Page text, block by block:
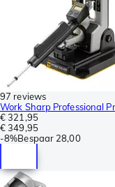
97 reviews
Work Sharp Professional
€ 321,95
€ 349,95
-8%Bespaar 28,00